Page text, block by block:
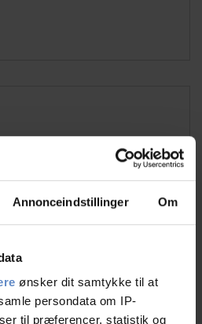
Annonceindstillinger Om
ønsker dit samtykke til at
persondata om IP-
til præferencer, statistik og
toilet 27